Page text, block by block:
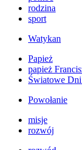
rodzina
sport
Watykan
Papież
papież
Światowe
Powołanie
misje
rozwój